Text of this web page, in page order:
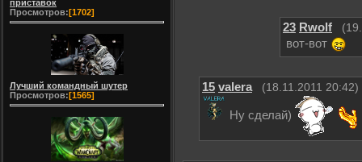
приставок
Просмотров:[1702]
Лучший командный шутер
Просмотров:[1565]
23 Rwolf
вот-вот
15 valera (18.11.2011 20:42)
Ну сделай)